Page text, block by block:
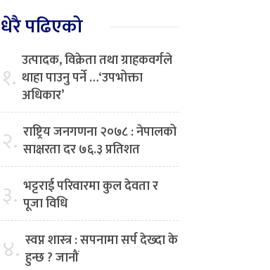
धेरै पढिएको
१. उत्पादक, विक्रेता तथा ग्राहकवर्गले
थाहा पाउनु पर्ने …‘उपभोक्ता
अधिकार’
२. राष्ट्रिय जनगणना २०७८ : नेपालको
साक्षरता दर ७६.३ प्रतिशत
३. भट्टराई परिवारमा कुल देवता र
पूजा विधि
४. स्वप्न शास्त्र : सपनामा सर्प देख्दा के
हुन्छ ? जानौं